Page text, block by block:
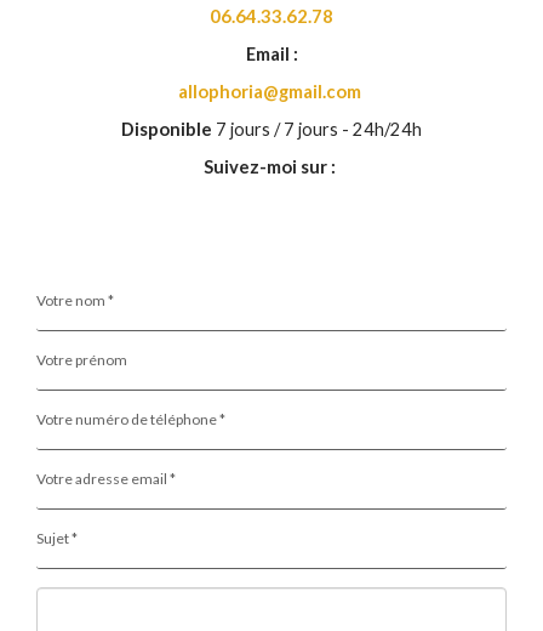
06.64.33.62.78
Email :
allophoria@gmail.com
Disponible 7 jours / 7 jours - 24h/24h
Suivez-moi sur :
Votre nom *
Votre prénom
Votre numéro de téléphone *
Votre adresse email *
Sujet *